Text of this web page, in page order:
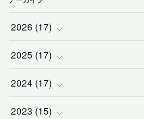
2026 (17)
(2)
(1)
(1)
2025 (17)
(2)
(1)
2024 (17)
(2)
2023 (15)